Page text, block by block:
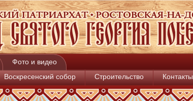
Воскресенский собор Строительство Контакты
Фото и видео